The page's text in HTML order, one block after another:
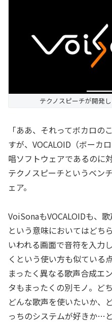
テクノスピーチが開発
「ああ、それってボカロの
すが、VOCALOID（ボーカ
唱ソフトウェアであるのに
テクノスピーチというベン
ェア。
VoiSonaもVOCALOIDも、
という意味においてはどち
いわれる画面で音符を入力
くという使い方も似ている
まったく異なる歌声合成エ
タもまったくの別モノ。ど
どんな歌声を使いたいか、
っちのシステムが好きか…